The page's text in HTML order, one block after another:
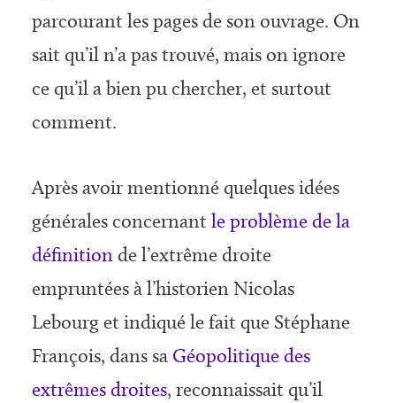
parcourant les pages de son ouvrage. On
sait qu’il n’a pas trouvé, mais on ignore
ce qu’il a bien pu chercher, et surtout
comment.
Après avoir mentionné quelques idées
générales concernantle problème de la
définitionde l’extrême droite
empruntées à l’historien Nicolas
Lebourg et indiqué le fait que Stéphane
François, dans sa Géopolitique des
extrêmes droites, reconnaissait qu’il